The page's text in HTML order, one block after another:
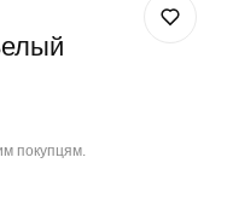
покупцям.